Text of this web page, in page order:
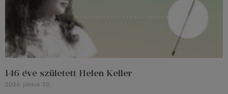
146 éve született Helen Keller
2026. június 30.